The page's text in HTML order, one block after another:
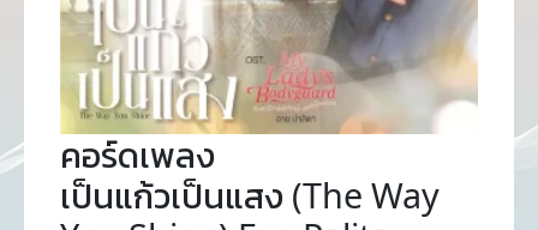
คอร์ดเพลง
เป็นแก้วเป็นแสง (The Way